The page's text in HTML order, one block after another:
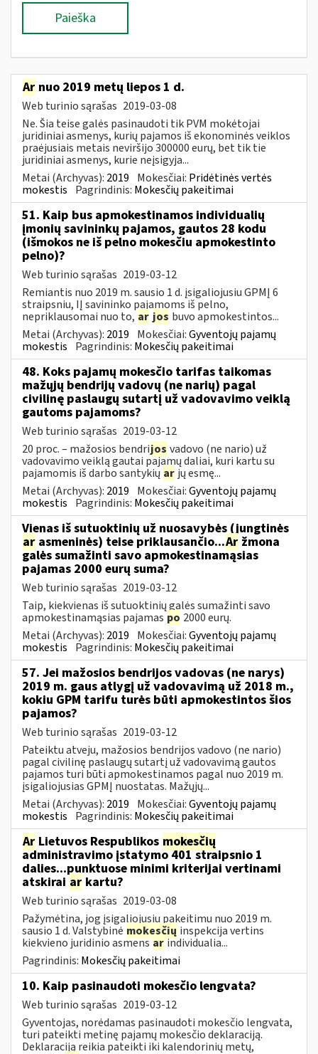
Paieška
Ar nuo 2019 metų liepos 1 d.
Web turinio sąrašas 2019-03-08
Ne. Šia teise galės pasinaudoti tik PVM mokėtojai
juridiniai asmenys, kurių pajamos iš ekonominės veiklos
praėjusiais metais neviršijo 300000 eurų, bet tik tie
juridiniai asmenys, kurie neįsigyja...
Metai (Archyvas): 2019 Mokesčiai: Pridėtinės vertės
mokestis Pagrindinis: Mokesčių pakeitimai
51. Kaip bus apmokestinamos individualių
įmonių savininkų pajamos, gautos 28 kodu
(išmokos ne iš pelno mokesčiu apmokestinto
pelno)?
Web turinio sąrašas 2019-03-12
Remiantis nuo 2019 m. sausio 1 d. įsigaliojusiu GPMĮ 6
straipsniu, IĮ savininko pajamoms iš pelno,
nepriklausomai nuo to, ar jos buvo apmokestintos...
Metai (Archyvas): 2019 Mokesčiai:Gyventojų pajamų
mokestis Pagrindinis: Mokesčių pakeitimai
48. Koks pajamų mokesčio tarifas taikomas
mažųjų bendrijų vadovų (ne narių) pagal
civilinę paslaugų sutartį už vadovavimo veiklą
gautoms pajamoms?
Web turinio sąrašas 2019-03-12
20 proc. – mažosios bendrijos vadovo (ne nario) už
vadovavimo veiklą gautai pajamų daliai, kuri kartu su
pajamomis iš darbo santykių ar jų esmę...
Metai (Archyvas): 2019 Mokesčiai:Gyventojų pajamų
mokestis Pagrindinis: Mokesčių pakeitimai
Vienas iš sutuoktinių už nuosavybės (jungtinės
ar asmeninės) teise priklausančio...Ar žmona
galės sumažinti savo apmokestinamąsias
pajamas 2000 eurų suma?
Web turinio sąrašas 2019-03-12
Taip, kiekvienas iš sutuoktinių galės sumažinti savo
apmokestinamąsias pajamas po 2000 eurų.
Metai (Archyvas): 2019 Mokesčiai:Gyventojų pajamų
mokestis Pagrindinis: Mokesčių pakeitimai
57. Jei mažosios bendrijos vadovas (ne narys)
2019 m. gaus atlygį už vadovavimą už 2018 m.,
kokiu GPM tarifu turės būti apmokestintos šios
pajamos?
Web turinio sąrašas 2019-03-12
Pateiktu atveju, mažosios bendrijos vadovo (ne nario)
pagal civilinę paslaugų sutartį už vadovavimą gautos
pajamos turi būti apmokestinamos pagal nuo 2019 m.
įsigaliojusias GPMĮ nuostatas. Mažųjų...
Metai (Archyvas): 2019 Mokesčiai:Gyventojų pajamų
mokestis Pagrindinis: Mokesčių pakeitimai
Ar Lietuvos Respublikos mokesčių
administravimo įstatymo 401 straipsnio 1
dalies...punktuose minimi kriterijai vertinami
atskirai ar kartu?
Web turinio sąrašas 2019-03-08
Pažymėtina, jog įsigaliojusiu pakeitimu nuo 2019 m.
sausio 1 d. Valstybinė mokesčių inspekcija vertins
kiekvieno juridinio asmensarindividualia...
Pagrindinis: Mokesčių pakeitimai
10. Kaip pasinaudoti mokesčio lengvata?
Web turinio sąrašas 2019-03-12
Gyventojas, norėdamas pasinaudoti mokesčio lengvata,
turi pateikti metinę pajamų mokesčio deklaraciją.
Deklaraciją reikia pateikti iki kalendorinių metų,